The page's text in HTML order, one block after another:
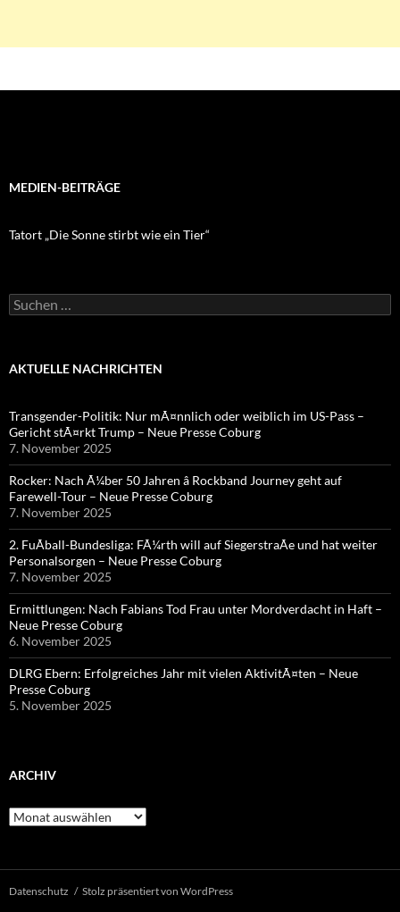
MEDIEN-BEITRÄGE
Tatort „Die Sonne stirbt wie ein Tier“
Suchen
nach:
AKTUELLE NACHRICHTEN
Transgender-Politik: Nur mÃ¤nnlich oder weiblich im US-Pass –
Gericht stÃ¤rkt Trump – Neue Presse Coburg
7. November 2025
Rocker: Nach Ã¼ber 50 Jahren â Rockband Journey geht auf
Farewell-Tour – Neue Presse Coburg
7. November 2025
2. FuÃball-Bundesliga: FÃ¼rth will auf SiegerstraÃe und hat weiter
Personalsorgen – Neue Presse Coburg
7. November 2025
Ermittlungen: Nach Fabians Tod Frau unter Mordverdacht in Haft –
Neue Presse Coburg
6. November 2025
DLRG Ebern: Erfolgreiches Jahr mit vielen AktivitÃ¤ten – Neue
Presse Coburg
5. November 2025
ARCHIV
Archiv
Datenschutz Stolz präsentiert von WordPress